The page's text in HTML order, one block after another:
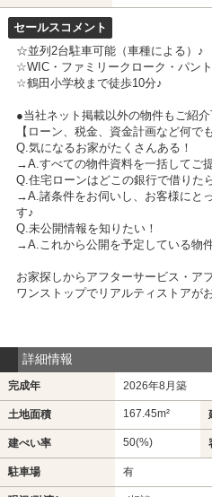
セールスコメント
☆並列2台駐車可能（車種による）♪
☆WIC・ファミリークローク・パン
☆鶴田小学校まで徒歩10分♪
●当社ネット掲載以外の物件もご紹介
【ローン、税金、資金計画など何で
Q.気になるお家がたくさんある！
→A.すべての物件資料を一括してご
Q.住宅ローンはどこの銀行で借りた
→A.諸条件をお伺いし、お客様にと
す♪
Q.未公開情報を知りたい！
→A.これから公開を予定している物
お家探しからアフターサービス・ア
ワンストップでリアルティストアが
詳細情報
完成年 2026年8月築
土地面積 167.45m²
建ぺい率 50(%)
駐車場 有